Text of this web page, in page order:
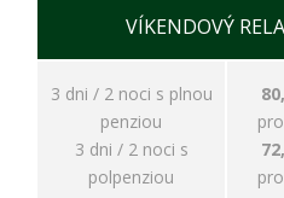
VÍKENDOVÝ
3 dni / 2 noci s plnou
penziou
3 dni / 2 noci s
polpenziou